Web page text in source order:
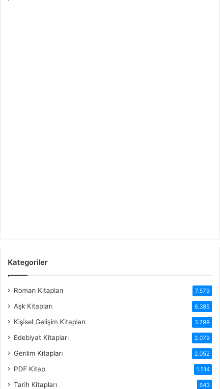
Kategoriler
Roman Kitapları 7.579
Aşk Kitapları 6.385
Kişisel Gelişim Kitapları 3.799
Edebiyat Kitapları 2.079
Gerilim Kitapları 2.052
PDF Kitap 1.514
Tarih Kitapları 643